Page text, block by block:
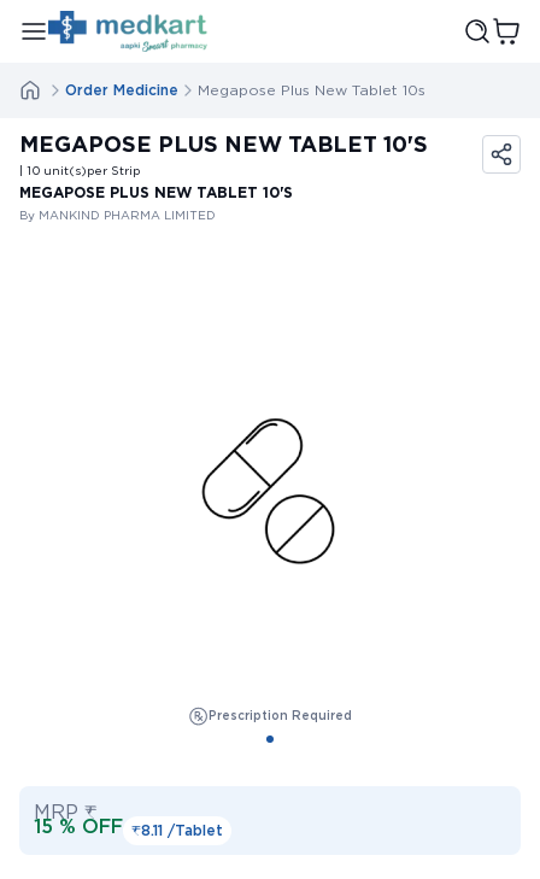
Order Medicine Megapose Plus New Tablet 10s
MEGAPOSE PLUS NEW TABLET 10'S
| 10 unit(s)per Strip
MEGAPOSE PLUS NEW TABLET 10'S
By MANKIND PHARMA LIMITED
Prescription Required
MRP ₹
15 % OFF ₹8.11 /Tablet